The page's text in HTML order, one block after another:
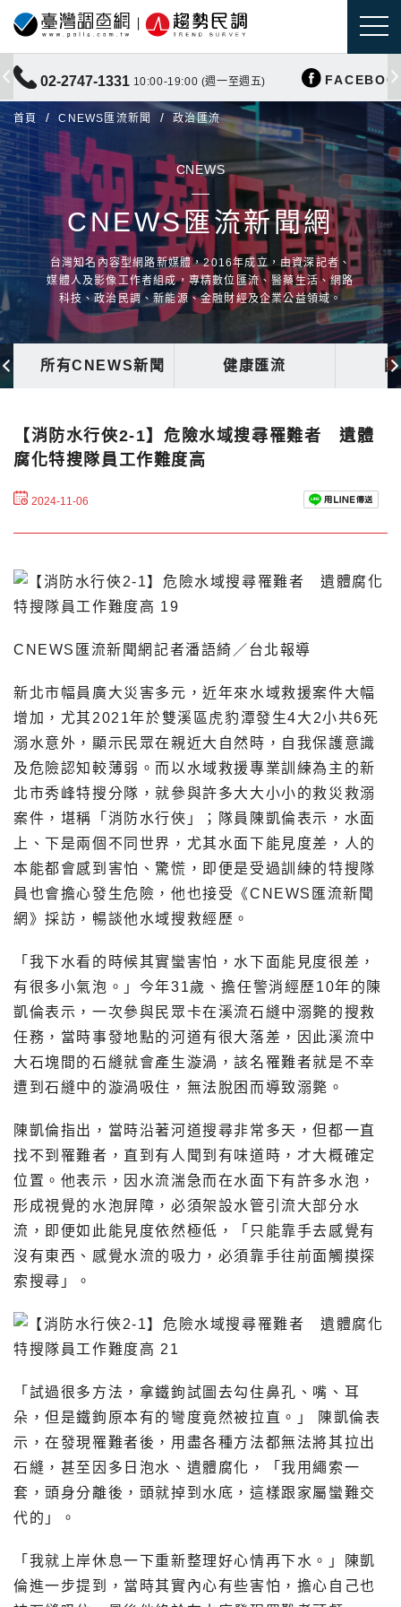
02-2747-1331 10:00-19:00 (週一至週五)
首頁 CNEWS匯流新聞 政治匯流
CNEWS
CNEWS匯流新聞網
台灣知名內容型網路新媒體，2016年成立，由資深記者、
媒體人及影像工作者組成，專精數位匯流、醫藥生活、網路
科技、政治民調、新能源、金融財經及企業公益領域。
所有CNEWS新聞 健康匯流
【消防水行俠2-1】危險水域搜尋罹難者 遺體
腐化特搜隊員工作難度高
2024-11-06
CNEWS匯流新聞網記者潘語綺／台北報導
新北市幅員廣大災害多元，近年來水域救援案件大幅
增加，尤其2021年於雙溪區虎豹潭發生4大2小共6死
溺水意外，顯示民眾在親近大自然時，自我保護意識
及危險認知較薄弱。而以水域救援專業訓練為主的新
北市秀峰特搜分隊，就參與許多大大小小的救災救溺
案件，堪稱「消防水行俠」；隊員陳凱倫表示，水面
上、下是兩個不同世界，尤其水面下能見度差，人的
本能都會感到害怕、驚慌，即便是受過訓練的特搜隊
員也會擔心發生危險，他也接受《CNEWS匯流新聞
網》採訪，暢談他水域搜救經歷。
「我下水看的時候其實蠻害怕，水下面能見度很差，
有很多小氣泡。」今年31歲、擔任警消經歷10年的陳
凱倫表示，一次參與民眾卡在溪流石縫中溺斃的搜救
任務，當時事發地點的河道有很大落差，因此溪流中
大石塊間的石縫就會產生漩渦，該名罹難者就是不幸
遭到石縫中的漩渦吸住，無法脫困而導致溺斃。
陳凱倫指出，當時沿著河道搜尋非常多天，但都一直
找不到罹難者，直到有人聞到有味道時，才大概確定
位置。他表示，因水流湍急而在水面下有許多水泡，
形成視覺的水泡屏障，必須架設水管引流大部分水
流，即便如此能見度依然極低，「只能靠手去感覺有
沒有東西、感覺水流的吸力，必須靠手往前面觸摸探
索搜尋」。
「試過很多方法，拿鐵鉤試圖去勾住鼻孔、嘴、耳
朵，但是鐵鉤原本有的彎度竟然被拉直。」 陳凱倫表
示，在發現罹難者後，用盡各種方法都無法將其拉出
石縫，甚至因多日泡水、遺體腐化，「我用繩索一
套，頭身分離後，頭就掉到水底，這樣跟家屬蠻難交
代的」。
「我就上岸休息一下重新整理好心情再下水。」陳凱
倫進一步提到，當時其實內心有些害怕，擔心自己也